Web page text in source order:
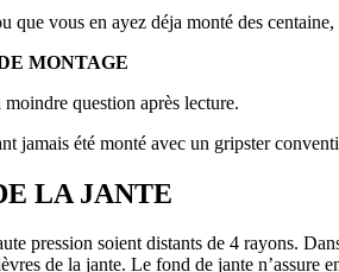
que vous en ayez déja monté des centaine,
MONTAGE
question après lecture.
jamais été monté avec un gripster
LA JANTE
pression soient distants de 4 rayons.
de la jante. Le fond de jante